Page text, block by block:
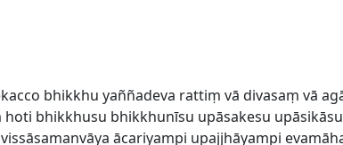
bhikkhu yaññadeva rattiṃ vā divasaṃ vā
bhikkhusu bhikkhunīsu upāsakesu
ācariyampi upajjhāyampi